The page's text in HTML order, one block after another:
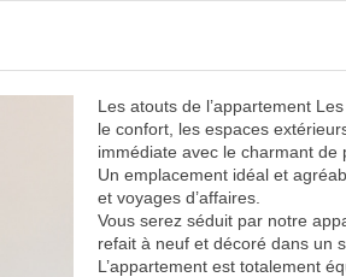
Les atouts de l’appartement
le confort, les espaces
immédiate avec le charmant de
Un emplacement idéal et
et voyages d’affaires.
Vous serez séduit par notre
refait à neuf et décoré dans un
L’appartement est totalement